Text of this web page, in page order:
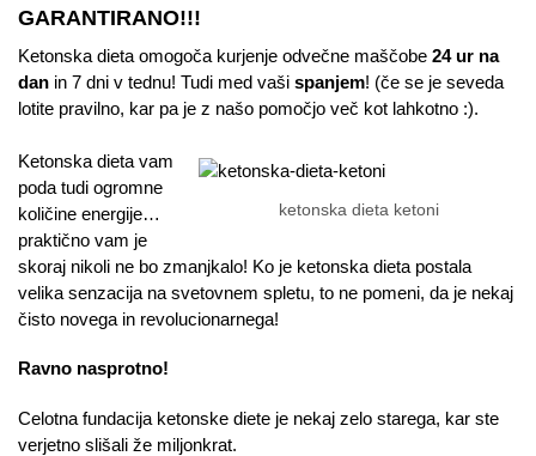
GARANTIRANO!!!
Ketonska dieta omogoča kurjenje odvečne maščobe 24 ur na
dan in 7 dni v tednu! Tudi med vaši spanjem! (če se je seveda
lotite pravilno, kar pa je z našo pomočjo več kot lahkotno :).
ketonska dieta ketoni
Ketonska dieta vam
poda tudi ogromne
količine energije…
praktično vam je
skoraj nikoli ne bo zmanjkalo! Ko je ketonska dieta postala
velika senzacija na svetovnem spletu, to ne pomeni, da je nekaj
čisto novega in revolucionarnega!
Ravno nasprotno!
Celotna fundacija ketonske diete je nekaj zelo starega, kar ste
verjetno slišali že miljonkrat.